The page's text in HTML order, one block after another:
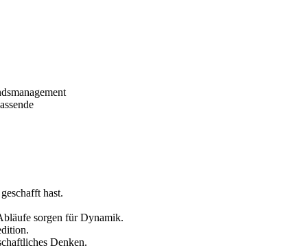
hast.
sorgen für Dynamik.
Denken.